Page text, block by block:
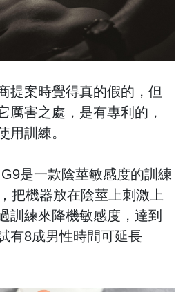
提案時覺得真的假的，但
厲害之處，是有專利的，
用訓練。
是一款陰莖敏感度的訓練
把機器放在陰莖上刺激上
訓練來降機敏感度，達到
有8成男性時間可延長